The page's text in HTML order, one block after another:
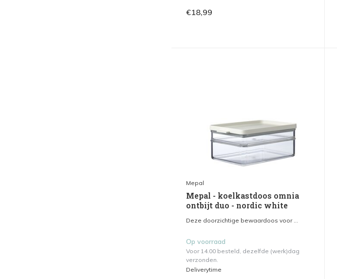
€18,99
Mepal
Mepal - koelkastdoos omnia
ontbijt duo - nordic white
Deze doorzichtige bewaardoos voor ...
Op voorraad
Voor 14.00 besteld, dezelfde (werk)dag
verzonden.
Deliverytime